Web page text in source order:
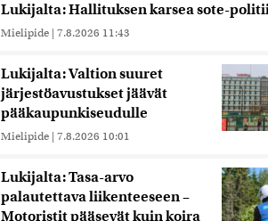
Lukijalta: Hallituksen karsea sote-
Mielipide | 7.8.2026 11:43
Lukijalta: Valtion suuret
järjestöavustukset jäävät
pääkaupunkiseudulle
Mielipide | 7.8.2026 10:01
Lukijalta: Tasa-arvo
palautettava liikenteeseen –
Motoristit pääsevät kuin koira